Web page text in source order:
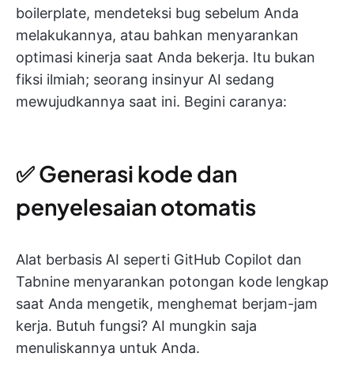
boilerplate, mendeteksi bug sebelum Anda
melakukannya, atau bahkan menyarankan
optimasi kinerja saat Anda bekerja. Itu bukan
fiksi ilmiah; seorang insinyur AI sedang
mewujudkannya saat ini. Begini caranya:
✅ Generasi kode dan
penyelesaian otomatis
Alat berbasis AI seperti GitHub Copilot dan
Tabnine menyarankan potongan kode lengkap
saat Anda mengetik, menghemat berjam-jam
kerja. Butuh fungsi? AI mungkin saja
menuliskannya untuk Anda.